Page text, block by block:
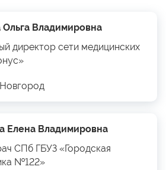
Владимировна
директор сети медицинских
Елена Владимировна
СПб ГБУЗ «Городская
№122»